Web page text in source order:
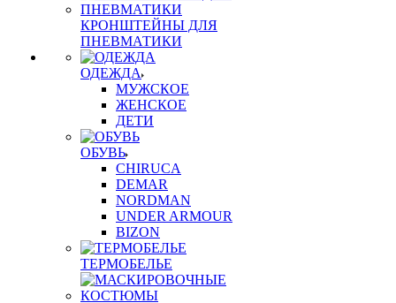
КРОНШТЕЙНЫ ДЛЯ
ПНЕВМАТИКИ
ОДЕЖДА
МУЖСКОЕ
ЖЕНСКОЕ
ДЕТИ
ОБУВЬ
CHIRUCA
DEMAR
NORDMAN
UNDER ARMOUR
BIZON
ТЕРМОБЕЛЬЕ